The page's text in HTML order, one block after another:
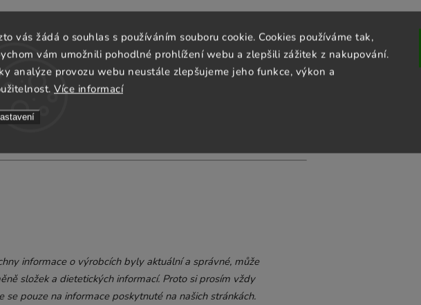
vás žádá o souhlas s používáním souboru cookie. Cookies používáme tak,
vám umožnili pohodlné prohlížení webu a zlepšili zážitek z nakupování.
analýze provozu webu neustále zlepšujeme jeho funkce, výkon a
Více informací
informace o výrobcích byly aktuální a správné, může
složek a dietetických informací. Proto si prosím vždy
pouze na informace poskytnuté na našich stránkách.